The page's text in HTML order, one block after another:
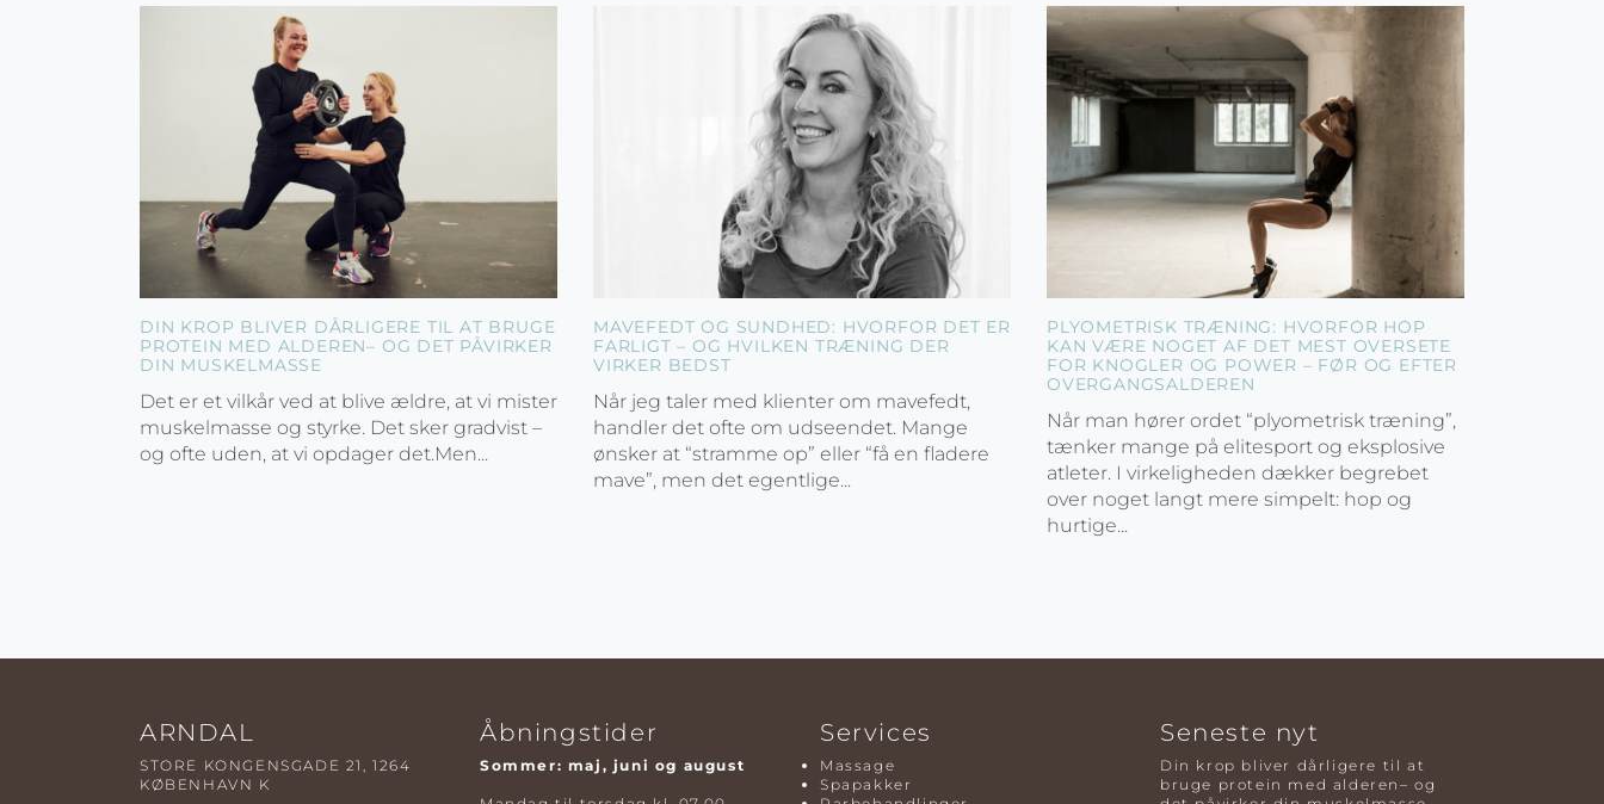
DIN KROP BLIVER DÅRLIGERE TIL AT BRUGE
PROTEIN MED ALDEREN– OG DET PÅVIRKER
DIN MUSKELMASSE
Det er et vilkår ved at blive ældre, at vi mister
muskelmasse og styrke. Det sker gradvist –
og ofte uden, at vi opdager det.Men...
MAVEFEDT OG SUNDHED: HVORFOR DET ER
FARLIGT – OG HVILKEN TRÆNING DER
VIRKER BEDST
Når jeg taler med klienter om mavefedt,
handler det ofte om udseendet. Mange
ønsker at “stramme op” eller “få en fladere
mave”, men det egentlige...
PLYOMETRISK TRÆNING: HVORFOR HOP
KAN VÆRE NOGET AF DET MEST OVERSETE
FOR KNOGLER OG POWER – FØR OG EFTER
OVERGANGSALDEREN
Når man hører ordet “plyometrisk træning”,
tænker mange på elitesport og eksplosive
atleter. I virkeligheden dækker begrebet
over noget langt mere simpelt: hop og
hurtige...
ARNDAL
STORE KONGENSGADE 21, 1264
KØBENHAVN K
Åbningstider
Sommer: maj, juni og august
Services
Massage
Spapakker
Seneste nyt
Din krop bliver dårligere til at
bruge protein med alderen– og